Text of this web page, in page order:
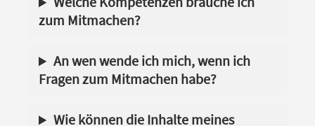
zum Mitmachen?
An wen wende ich mich, wenn ich
Fragen zum Mitmachen habe?
Wie können die Inhalte meines